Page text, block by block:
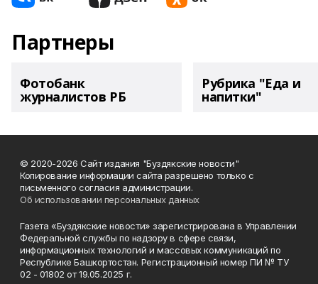
Партнеры
Фотобанк
журналистов РБ
Рубрика "Еда и
напитки"
© 2020-2026 Сайт издания "Буздякские новости"
Копирование информации сайта разрешено только с
письменного согласия администрации.
Об использовании персональных данных
Газета «Буздякские новости» зарегистрирована в Управлении
Федеральной службы по надзору в сфере связи,
информационных технологий и массовых коммуникаций по
Республике Башкортостан. Регистрационный номер ПИ № ТУ
02 - 01802 от 19.05.2025 г.